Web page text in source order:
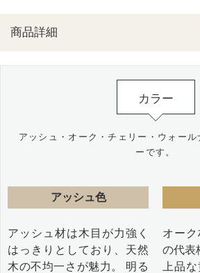
商品詳細
カラー
アッシュ・オーク・チェリー・ウォー
ーです。
アッシュ色
アッシュ材は木目が力強く
はっきりとしており、天然
木の不均一さが魅力。 明る
オー
の代表
上品